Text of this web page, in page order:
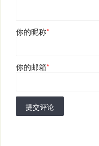
你的昵称*
你的邮箱*
提交评论